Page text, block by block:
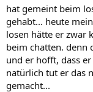
hat gemeint beim
gehabt... heute
losen hätte er zwar
beim chatten. denn
und er hofft, dass
natürlich tut er das
gemacht...